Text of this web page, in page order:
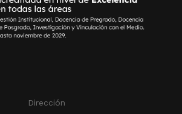
Dirección